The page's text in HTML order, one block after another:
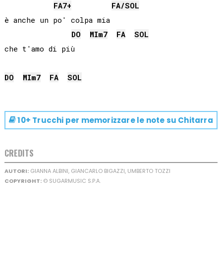
FA7+ FA/SOL
è anche un po' colpa mia
DO
MIm7 FA
SOL
che t'amo di più
DO MIm7 FA SOL
10+ Trucchi per memorizzare le note su Chitarra
CREDITS
AUTORI:GIANNA ALBINI, GIANCARLO BIGAZZI, UMBERTO TOZZI
COPYRIGHT:© SUGARMUSIC S.P.A.